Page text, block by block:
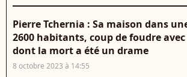
Pierre Tchernia : Sa maison dans
2600 habitants, coup de foudre
dont la mort a été un drame
8 octobre 2023 à 14:55